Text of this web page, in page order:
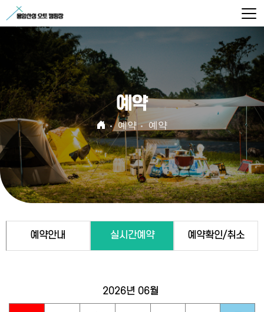
예약
예약 예약
예약안내 실시간예약 예약확인/취소
2026년 06월